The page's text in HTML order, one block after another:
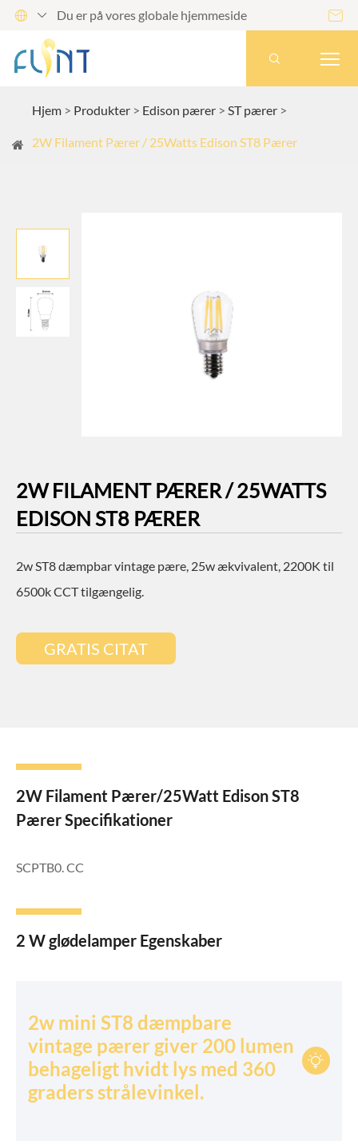
  Du er på vores globale hjemmeside 

Hjem Produkter Edison pærer ST pærer
2W Filament Pærer / 25Watts Edison ST8 Pærer
2W FILAMENT PÆRER / 25WATTS
EDISON ST8 PÆRER
2w ST8 dæmpbar vintage pære, 25w ækvivalent, 2200K til
6500k CCT tilgængelig.
GRATIS CITAT
2W Filament Pærer/25Watt Edison ST8
Pærer Specifikationer
SCPTB0. CC
2 W glødelamper Egenskaber

2w mini ST8 dæmpbare
vintage pærer giver 200 lumen
behageligt hvidt lys med 360
graders strålevinkel.